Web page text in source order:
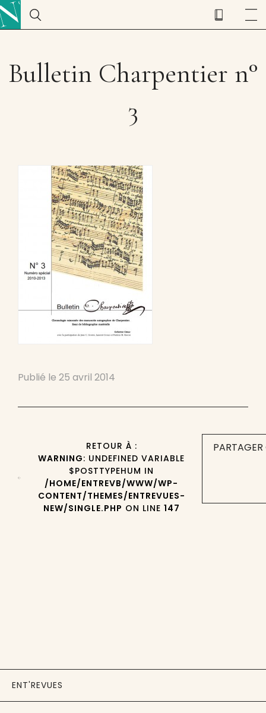
Bulletin Charpentier n°
3
Publié le 25 avril 2014
RETOUR À :
WARNING: UNDEFINED VARIABLE
$POSTTYPEHUM IN
/HOME/ENTREVB/WWW/WP-
CONTENT/THEMES/ENTREVUES-
NEW/SINGLE.PHP ON LINE 147
ENT'REVUES